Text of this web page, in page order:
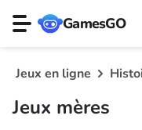
GamesGO
Jeux en ligne
Jeux mères